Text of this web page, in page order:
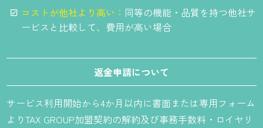
コストが他社より高い： 同等の機能・品質を持つ他社サ
ービスと比較して、費用が高い場合
返金申請について
サービス利用開始から4か月以内に書面または専用フォーム
よりTAX GROUP加盟契約の解約及び事務手数料・ロイヤリ